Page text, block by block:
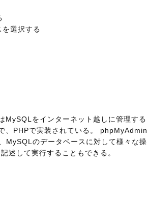
選択する
をインターネット越しに管理する
、PHPで実装されている。 phpMyAdmin
MySQLのデータベースに対して様々な操
述して実行することもできる。